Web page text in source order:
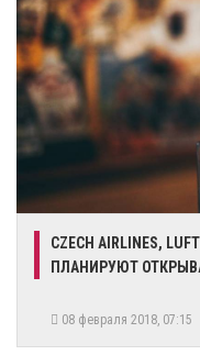
CZECH AIRLINES,
ПЛАНИРУЮТ
08 февраля 2018, 07:15